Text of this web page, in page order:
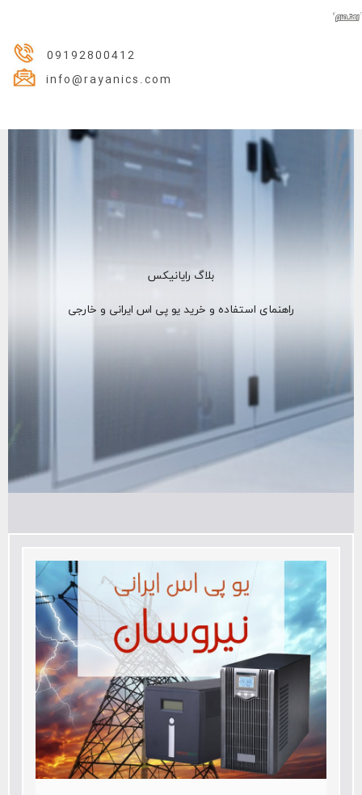
09192800412
info@rayanics.com
بلاگ رایانیکس
راهنمای استفاده و خرید یو پی اس ایرانی و خارجی